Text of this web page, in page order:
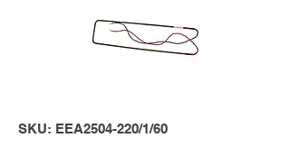
SKU: EEA2504-220/1/60